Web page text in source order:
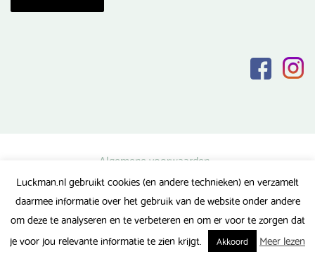
Algemene voorwaarden
Privacy verklaring
Veel gestelde vragen
Luckman.nl gebruikt cookies (en andere technieken) en verzamelt
daarmee informatie over het gebruik van de website onder andere
om deze te analyseren en te verbeteren en om er voor te zorgen dat
je voor jou relevante informatie te zien krijgt.
Akkoord Meer lezen